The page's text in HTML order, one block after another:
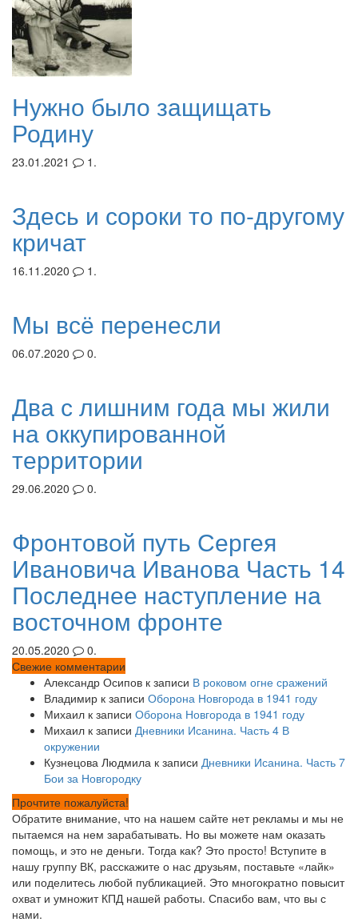
Нужно было защищать
Родину
23.01.2021 1.
Здесь и сороки то по-другому
кричат
16.11.2020 1.
Мы всё перенесли
06.07.2020 0.
Два с лишним года мы жили
на оккупированной
территории
29.06.2020 0.
Фронтовой путь Сергея
Ивановича Иванова Часть 14
Последнее наступление на
восточном фронте
20.05.2020
0.
Свежие комментарии
Александр Осипов к записи В роковом огне сражений
Владимир к записи Оборона Новгорода в 1941 году
Михаил к записи Оборона Новгорода в 1941 году
Михаил к записи Дневники Исанина. Часть 4 В
окружении
Кузнецова Людмила к записи Дневники Исанина. Часть 7
Бои за Новгородку
Прочтите пожалуйста!
Обратите внимание, что на нашем сайте нет рекламы и мы не
пытаемся на нем зарабатывать. Но вы можете нам оказать
помощь, и это не деньги. Тогда как? Это просто! Вступите в
нашу группу ВК, расскажите о нас друзьям, поставьте «лайк»
или поделитесь любой публикацией. Это многократно повысит
охват и умножит КПД нашей работы. Спасибо вам, что вы с
нами.